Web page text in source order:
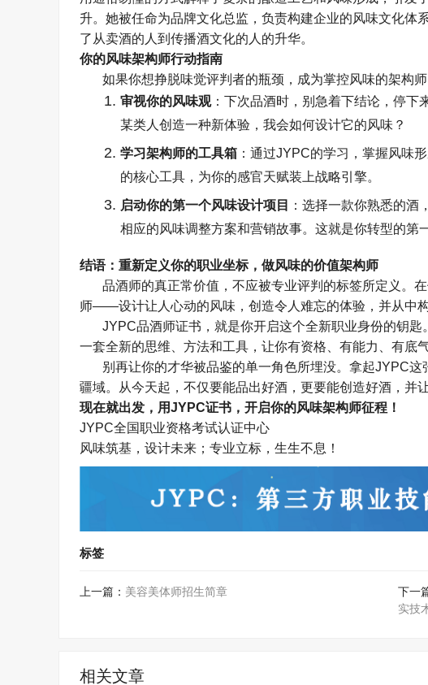
升。她被任命为品牌文化总监，负责构建企业的风味文化体
了从卖酒的人到传播酒文化的人的升华。
你的风味架构师行动指南
如果你想挣脱味觉评判者的瓶颈，成为掌控风味的架构
审视你的风味观：下次品酒时，别急着下结论，停下
某类人创造一种新体验，我会如何设计它的风味？
学习架构师的工具箱 ：通过JYPC的学习，掌握风味
的核心工具，为你的感官天赋装上战略引擎。
启动你的第一个风味设计项目
：选择一款你熟悉的酒
相应的风味调整方案和营销故事。这就是你转型的第
结语：重新定义你的职业坐标，做风味的价值架构师
品酒师的真正常价值，不应被专业评判的标签所定义。
师——设计让人心动的风味，创造令人难忘的体验，并从中
JYPC品酒师证书，就是你开启这个全新职业身份的钥
一套全新的思维、方法和工具，让你有资格、有能力、有底
别再让你的才华被品鉴的单一角色所埋没。拿起JYPC这
疆域。从今天起，不仅要能品出好酒，更要能创造好酒，并
现在就出发，用JYPC证书，开启你的风味架构师征程！
JYPC全国职业资格考试认证中心
风味筑基，设计未来；专业立标，生生不息！
标签
上一篇： 美容美体师招生简章 下一
实技
相关文章